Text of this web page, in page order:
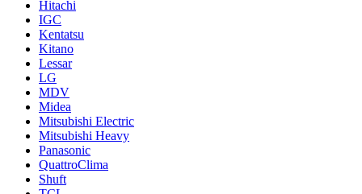
Hitachi
IGC
Kentatsu
Kitano
Lessar
LG
MDV
Midea
Mitsubishi Electric
Mitsubishi Heavy
Panasonic
QuattroClima
Shuft